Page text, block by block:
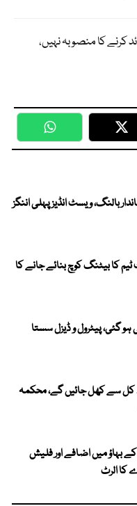
کرنے کا منصوبہ نہیں،
WhatsApp
بالنگ، ویسٹ انڈیز پہلی اننگز
کا بیٹنگ کوچ بنائے جانے کا
گئی، پیٹرول و ڈیزل سستا
کل سے کھل جائیں گے، محکمہ
بہاؤ میں اضافے اور فلیش
کا الرٹ